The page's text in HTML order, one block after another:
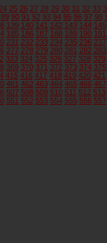
24 25 26 27 28 29 30 31 32 33
89 90 91 92 93 94 95 96 97 98
139 140 141 142 143 144 145
185 186 187 188 189 190 191
231 232 233 234 235 236 237
277 278 279 280 281 282 283
323 324 325 326 327 328 329
369 370 371 372 373 374 375
415 416 417 418 419 420 421
461 462 463 464 465 466 467
507 508 509 510 511 512 513
551 552 553 554 555 556 557